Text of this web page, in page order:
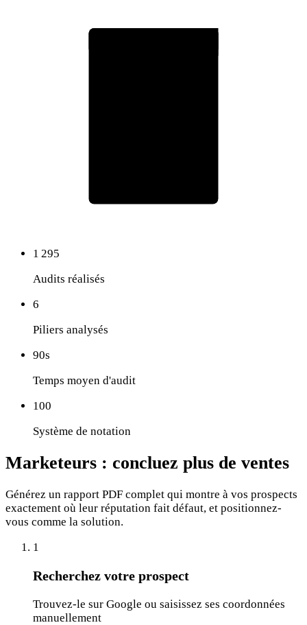
1 295
Audits réalisés
6
Piliers analysés
90s
Temps moyen d'audit
100
Système de notation
Marketeurs : concluez plus de ventes
Générez un rapport PDF complet qui montre à vos prospects
exactement où leur réputation fait défaut, et positionnez-
vous comme la solution.
1
Recherchez votre prospect
Trouvez-le sur Google ou saisissez ses coordonnées
manuellement